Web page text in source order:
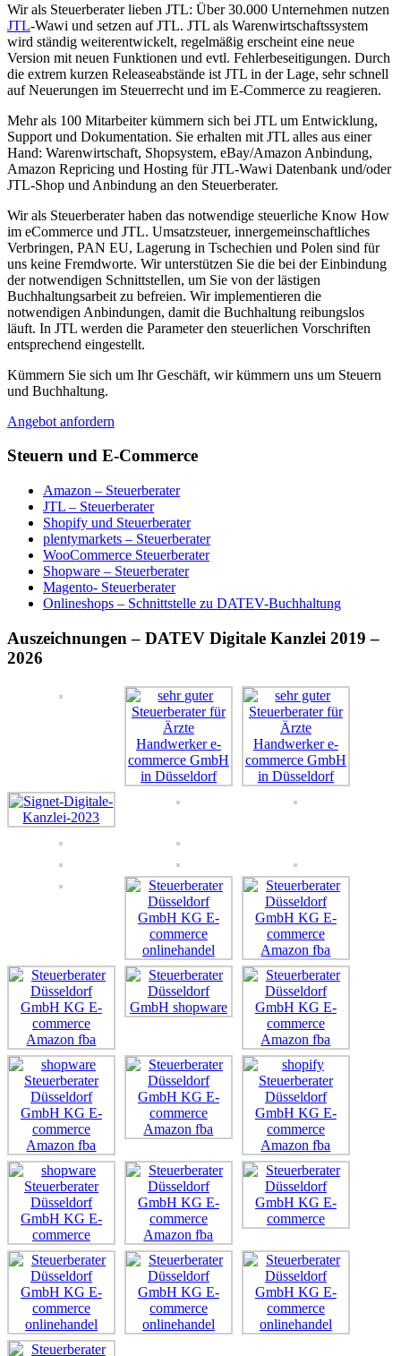
Wir als Steuerberater lieben JTL: Über 30.000 Unternehmen nutzen
JTL-Wawi und setzen auf JTL. JTL als Warenwirtschaftssystem
wird ständig weiterentwickelt, regelmäßig erscheint eine neue
Version mit neuen Funktionen und evtl. Fehlerbeseitigungen. Durch
die extrem kurzen Releaseabstände ist JTL in der Lage, sehr schnell
auf Neuerungen im Steuerrecht und im E-Commerce zu reagieren.
Mehr als 100 Mitarbeiter kümmern sich bei JTL um Entwicklung,
Support und Dokumentation. Sie erhalten mit JTL alles aus einer
Hand: Warenwirtschaft, Shopsystem, eBay/Amazon Anbindung,
Amazon Repricing und Hosting für JTL-Wawi Datenbank und/oder
JTL-Shop und Anbindung an den Steuerberater.
Wir als Steuerberater haben das notwendige steuerliche Know How
im eCommerce und JTL. Umsatzsteuer, innergemeinschaftliches
Verbringen, PAN EU, Lagerung in Tschechien und Polen sind für
uns keine Fremdworte. Wir unterstützen Sie die bei der Einbindung
der notwendigen Schnittstellen, um Sie von der lästigen
Buchhaltungsarbeit zu befreien. Wir implementieren die
notwendigen Anbindungen, damit die Buchhaltung reibungslos
läuft. In JTL werden die Parameter den steuerlichen Vorschriften
entsprechend eingestellt.
Kümmern Sie sich um Ihr Geschäft, wir kümmern uns um Steuern
und Buchhaltung.
Angebot anfordern
Steuern und E-Commerce
Amazon – Steuerberater
JTL – Steuerberater
Shopify und Steuerberater
plentymarkets – Steuerberater
WooCommerce Steuerberater
Shopware – Steuerberater
Magento- Steuerberater
Onlineshops – Schnittstelle zu DATEV-Buchhaltung
Auszeichnungen – DATEV Digitale Kanzlei 2019 –
2026